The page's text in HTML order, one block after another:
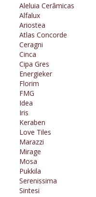
Aleluia Cerâmicas
Alfalux
Ariostea
Atlas Concorde
Ceragni
Cinca
Cipa Gres
Energieker
Florim
FMG
Idea
Iris
Keraben
Love Tiles
Marazzi
Mirage
Mosa
Pukkila
Serenissima
Sintesi